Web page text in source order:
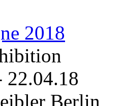
2018
22.04.18
Berlin